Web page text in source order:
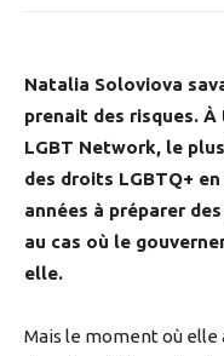
Natalia Soloviova
prenait des risques.
LGBT Network, le
des droits LGBTQ+
années à préparer
au cas où le
elle.
Mais le moment où